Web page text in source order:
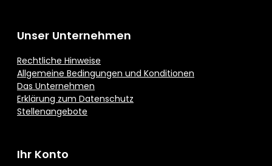
Unser Unternehmen
Rechtliche Hinweise
Allgemeine Bedingungen und Konditionen
Das Unternehmen
Erklärung zum Datenschutz
Stellenangebote
Ihr Konto